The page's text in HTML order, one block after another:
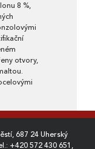
8 %,
otvory,
687 24 Uherský
+420 572 430 651 ,